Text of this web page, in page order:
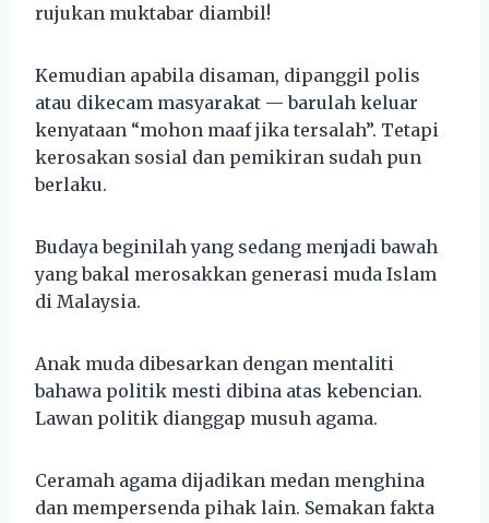
rujukan muktabar diambil!
Kemudian apabila disaman, dipanggil polis
atau dikecam masyarakat — barulah keluar
kenyataan “mohon maaf jika tersalah”. Tetapi
kerosakan sosial dan pemikiran sudah pun
berlaku.
Budaya beginilah yang sedang menjadi bawah
yang bakal merosakkan generasi muda Islam
di Malaysia.
Anak muda dibesarkan dengan mentaliti
bahawa politik mesti dibina atas kebencian.
Lawan politik dianggap musuh agama.
Ceramah agama dijadikan medan menghina
dan mempersenda pihak lain. Semakan fakta